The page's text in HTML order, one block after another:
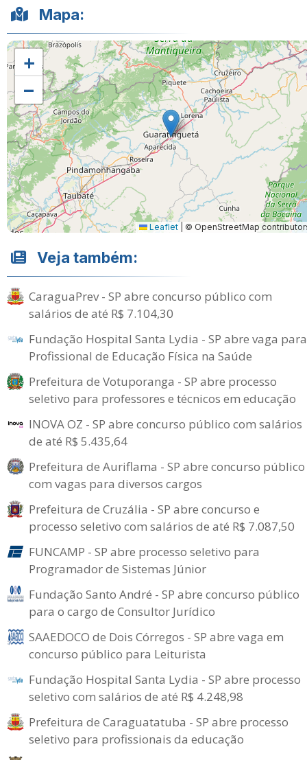
Mapa:
+
−
Leaflet © OpenStreetMap
Veja também:
CaraguaPrev - SP abre concurso público com
salários de até R$ 7.104,30
Fundação Hospital Santa Lydia - SP abre vaga para
Profissional de Educação Física na Saúde
Prefeitura de Votuporanga - SP abre processo
seletivo para professores e técnicos em educação
INOVA OZ - SP abre concurso público com salários
de até R$ 5.435,64
Prefeitura de Auriflama - SP abre concurso público
com vagas para diversos cargos
Prefeitura de Cruzália - SP abre concurso e
processo seletivo com salários de até R$ 7.087,50
FUNCAMP - SP abre processo seletivo para
Programador de Sistemas Júnior
Fundação Santo André - SP abre concurso público
para o cargo de Consultor Jurídico
SAAEDOCO de Dois Córregos - SP abre vaga em
concurso público para Leiturista
Fundação Hospital Santa Lydia - SP abre processo
seletivo com salários de até R$ 4.248,98
Prefeitura de Caraguatatuba - SP abre processo
seletivo para profissionais da educação